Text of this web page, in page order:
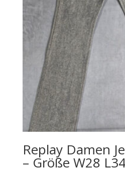
Replay Damen
– Größe W28